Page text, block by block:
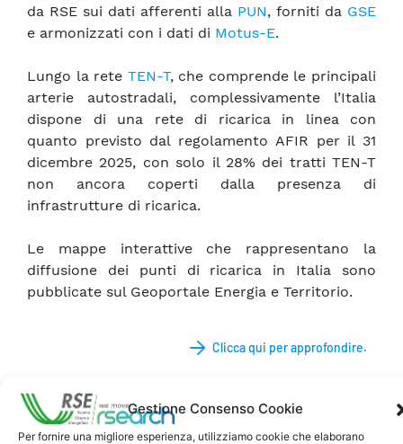
Gestione Consenso Cookie
Per fornire una migliore esperienza, utilizziamo cookie che elaborano
da RSE sui dati afferenti alla PUN, forniti da GSE
e armonizzati con i dati di Motus-E.
Lungo la rete TEN-T, che comprende le principali
arterie autostradali, complessivamente l’Italia
dispone di una rete di ricarica in linea con
quanto previsto dal regolamento AFIR per il 31
dicembre 2025, con solo il 28% dei tratti TEN-T
non ancora coperti dalla presenza di
infrastrutture di ricarica.
Le mappe interattive che rappresentano la
diffusione dei punti di ricarica in Italia sono
pubblicate sul Geoportale Energia e Territorio.
Clicca qui per approfondire.